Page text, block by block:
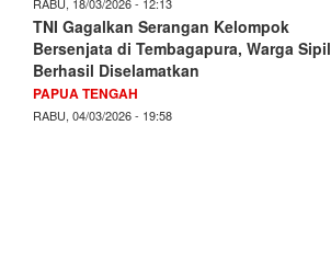
TNI Gagalkan Serangan Kelompok
Bersenjata di Tembagapura, Warga Sipil
Berhasil Diselamatkan
PAPUA TENGAH
RABU, 04/03/2026 - 19:58